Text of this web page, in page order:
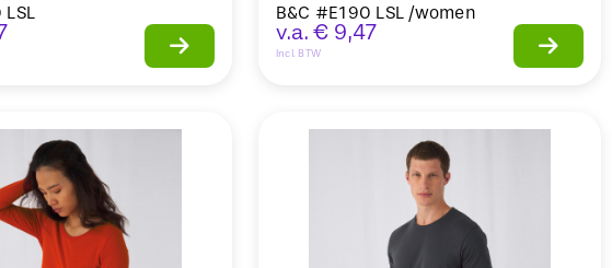
LSL B&C #E190 LSL /women
v.a. € 9,47
Incl. BTW